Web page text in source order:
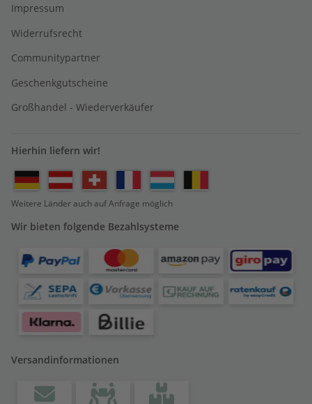
Impressum
Widerrufsrecht
Communitypartner
Geschenkgutscheine
Großhandel - Wiederverkäufer
Hierhin liefern wir!
Weitere Länder auch auf Anfrage möglich
Wir bieten folgende Bezahlsysteme
Versandinformationen